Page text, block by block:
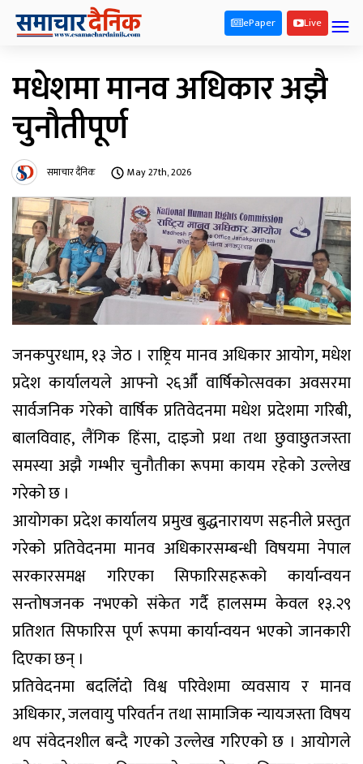
ePaper Live
मधेशमा मानव अधिकार अझै
चुनौतीपूर्ण
समाचार दैनिक May 27th, 2026
जनकपुरधाम, १३ जेठ । राष्ट्रिय मानव अधिकार आयोग, मधेश
प्रदेश कार्यालयले आफ्नो २६औँ वार्षिकोत्सवका अवसरमा
सार्वजनिक गरेको वार्षिक प्रतिवेदनमा मधेश प्रदेशमा गरिबी,
बालविवाह, लैंगिक हिंसा, दाइजो प्रथा तथा छुवाछुतजस्ता
समस्या अझै गम्भीर चुनौतीका रूपमा कायम रहेको उल्लेख
गरेको छ ।
आयोगका प्रदेश कार्यालय प्रमुख बुद्धनारायण सहनीले प्रस्तुत
गरेको प्रतिवेदनमा मानव अधिकारसम्बन्धी विषयमा नेपाल
सरकारसमक्ष गरिएका सिफारिसहरूको कार्यान्वयन
सन्तोषजनक नभएको संकेत गर्दै हालसम्म केवल १३.२९
प्रतिशत सिफारिस पूर्ण रूपमा कार्यान्वयन भएको जानकारी
दिएका छन् ।
प्रतिवेदनमा बदलिँदो विश्व परिवेशमा व्यवसाय र मानव
अधिकार, जलवायु परिवर्तन तथा सामाजिक न्यायजस्ता विषय
थप संवेदनशील बन्दै गएको उल्लेख गरिएको छ । आयोगले